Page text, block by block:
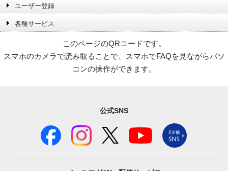
ユーザー登録
各種サービス
このページのQRコードです。
スマホのカメラで読み取ることで、スマホでFAQを見ながらパソ
コンの操作ができます。
公式SNS